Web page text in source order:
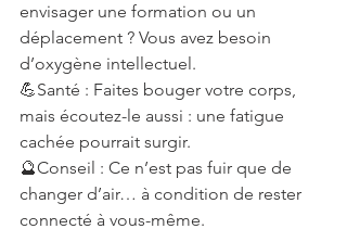
envisager une formation ou un
déplacement ? Vous avez besoin
d’oxygène intellectuel.
💪Santé : Faites bouger votre corps,
mais écoutez-le aussi : une fatigue
cachée pourrait surgir.
🔮Conseil : Ce n’est pas fuir que de
changer d’air… à condition de rester
connecté à vous-même.